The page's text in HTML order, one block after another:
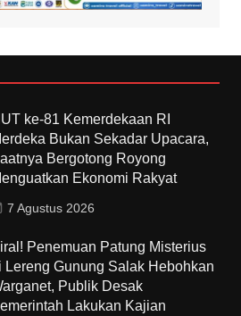
ke-81 Kemerdekaan RI
Bukan Sekadar Upacara,
Bergotong Royong
Ekonomi Rakyat
7 Agustus 2026
Penemuan Patung Misterius
Lereng Gunung Salak Hebohkan
Publik Desak
Lakukan Kajian